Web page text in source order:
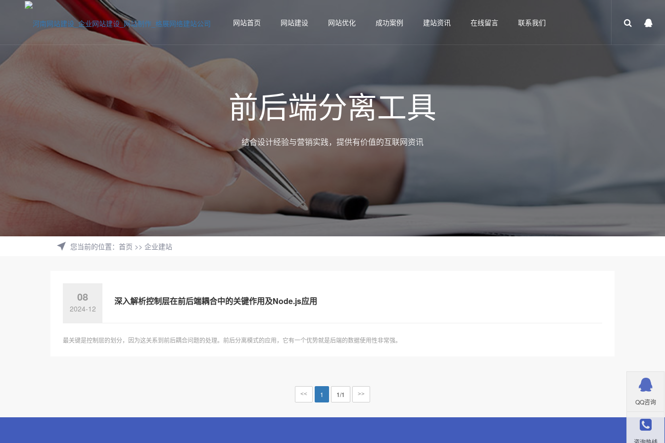
网站首页 网站建设 网站优化 成功案例 建站资讯 在线留言 联系我们
前后端分离工具
结合设计经验与营销实践，提供有价值的互联网资讯
您当前的位置： 首页 >> 企业建站
08
2024-12
深入解析控制层在前后端耦合中的关键作用及Node.js应用
最关键是控制层的划分，因为这关系到前后耦合问题的处理。前后分离模式的应用，它有一个优势就是后端的数据使用性非常强。
<< 1 1/1 >>
QQ咨询